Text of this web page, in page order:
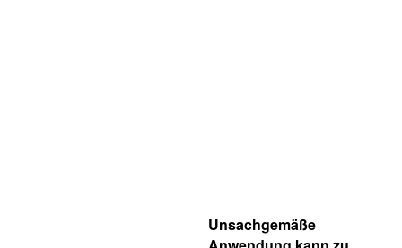
Unsachgemäße